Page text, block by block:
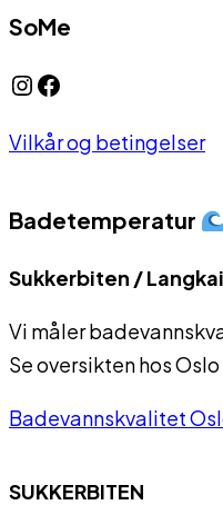
SoMe
InstagramFacebook
Vilkår og betingelser
Badetemperatur
Sukkerbiten /
Vi måler
Se oversikten hos
Badevannskvalitet
SUKKERBITEN